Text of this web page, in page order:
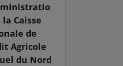
la Caisse
de
Agricole
du Nord